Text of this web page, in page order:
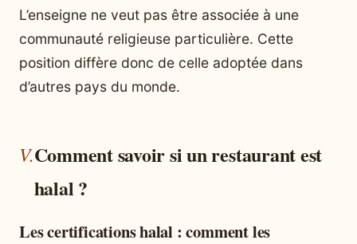
L’enseigne ne veut pas être associée à une
communauté religieuse particulière. Cette
position diffère donc de celle adoptée dans
d’autres pays du monde.
Comment savoir si un restaurant est
halal ?
Les certifications halal : comment les